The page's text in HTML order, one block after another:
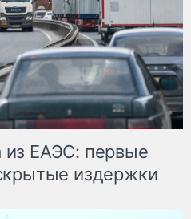
ЕАЭС: первые
издержки